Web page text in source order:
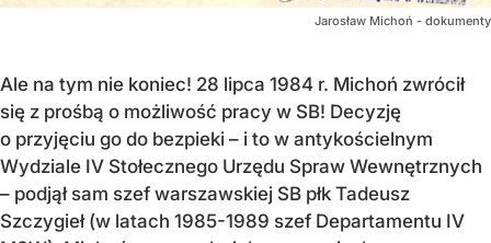
Jarosław Michoń - dokumenty
Ale na tym nie koniec! 28 lipca 1984 r. Michoń zwrócił
się z prośbą o możliwość pracy w SB! Decyzję
o przyjęciu go do bezpieki – i to w antykościelnym
Wydziale IV Stołecznego Urzędu Spraw Wewnętrznych
– podjął sam szef warszawskiej SB płk Tadeusz
Szczygieł (w latach 1985-1989 szef Departamentu IV